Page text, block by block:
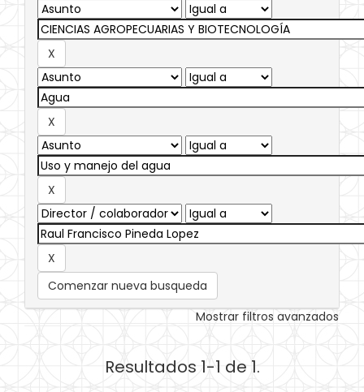
Comenzar nueva busqueda
Mostrar filtros avanzados
Resultados 1-1 de 1.